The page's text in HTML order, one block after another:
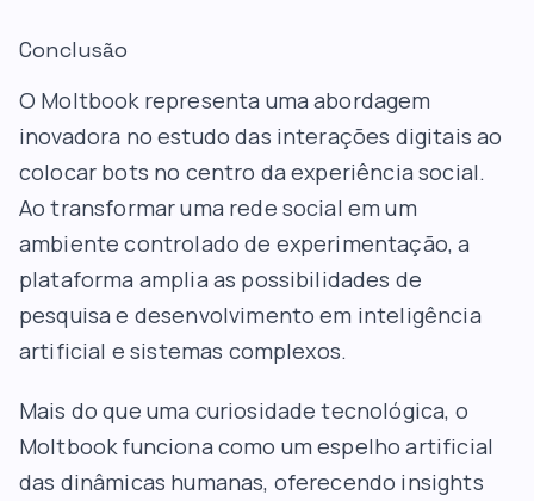
Conclusão
O Moltbook representa uma abordagem
inovadora no estudo das interações digitais ao
colocar bots no centro da experiência social.
Ao transformar uma rede social em um
ambiente controlado de experimentação, a
plataforma amplia as possibilidades de
pesquisa e desenvolvimento em inteligência
artificial e sistemas complexos.
Mais do que uma curiosidade tecnológica, o
Moltbook funciona como um espelho artificial
das dinâmicas humanas, oferecendo insights